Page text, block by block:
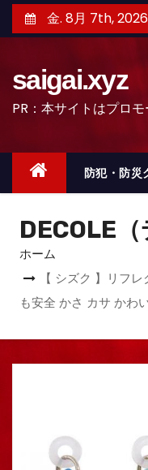
ン
ッ
金. 8月 7th, 2026
saigai.xyz
PR：本サイトはプロモ
防犯・防災
DECOLE（
ホーム
【 シズク 】リフ
も安全 かさ カサ かわ